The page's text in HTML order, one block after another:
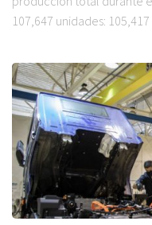
107,647 unidades: